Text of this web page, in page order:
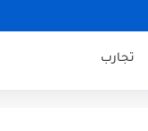
تجارب